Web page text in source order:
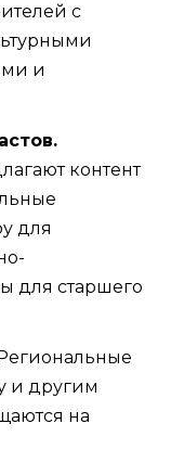
с
и
контент
для
для старшего
и другим
на